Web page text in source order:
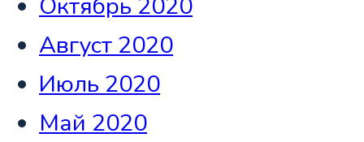
Август 2020
Июль 2020
Май 2020